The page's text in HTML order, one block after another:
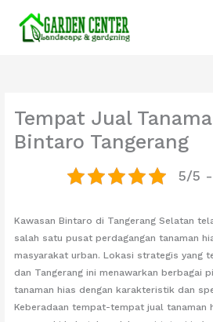
content
Tempat Jual
Bintaro Tangerang
5/5 -
Kawasan Bintaro di Tangerang Selatan
salah satu pusat perdagangan tanaman
masyarakat urban. Lokasi strategis yang
dan Tangerang ini menawarkan berbagai
tanaman hias dengan karakteristik dan
Keberadaan tempat-tempat jual tanaman